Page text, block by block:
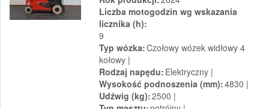
Liczba motogodzin wg wskazania
licznika (h)
9
Typ wózka Czołowy wózek widłowy 4
kołowy
Rodzaj napędu Elektryczny
Wysokość podnoszenia (mm) 4830
Udźwig (kg) 2500